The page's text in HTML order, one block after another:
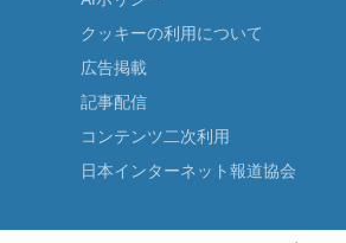
クッキーの利用について
広告掲載
記事配信
コンテンツ二次利用
日本インターネット報道協会